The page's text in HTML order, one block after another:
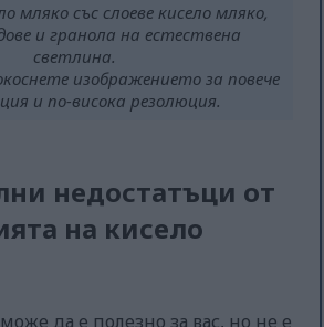
мляко със слоеве кисело мляко,
и гранола на естествена
светлина.
изображението за повече
и по-висока резолюция.
недостатъци от
на кисело
да е полезно за вас, но не е